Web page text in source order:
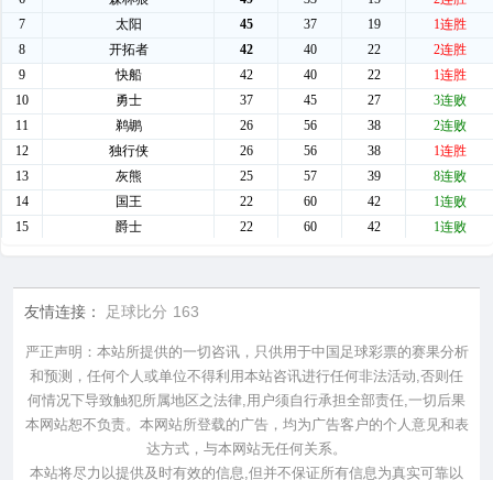
友情连接： 足球比分 163
严正声明：本站所提供的一切咨讯，只供用于中国足球彩票的赛果分析
和预测，任何个人或单位不得利用本站咨讯进行任何非法活动,否则任
何情况下导致触犯所属地区之法律,用户须自行承担全部责任,一切后果
本网站恕不负责。本网站所登载的广告，均为广告客户的个人意见和表
达方式，与本网站无任何关系。
本站将尽力以提供及时有效的信息,但并不保证所有信息为真实可靠以